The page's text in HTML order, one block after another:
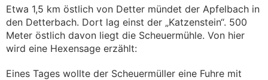
Etwa 1,5 km östlich von Detter mündet der Apfelbach in
den Detterbach. Dort lag einst der „Katzenstein“. 500
Meter östlich davon liegt die Scheuermühle. Von hier
wird eine Hexensage erzählt:
Eines Tages wollte der Scheuermüller eine Fuhre mit